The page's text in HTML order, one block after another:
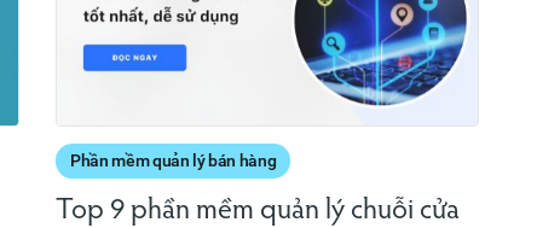
Phần mềm quản lý bán hàng
Top 9 phần mềm quản lý chuỗi cửa